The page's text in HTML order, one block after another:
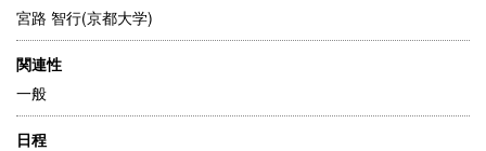
宮路 智行(京都大学)
関連性
一般
日程